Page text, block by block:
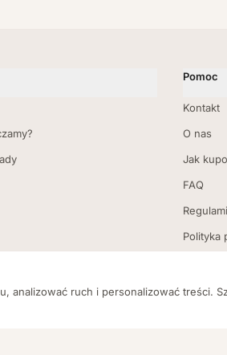
Pomoc
Kontakt
O nas
Jak
FAQ
Polityka
Dostawa
analizować ruch i personalizować treści.